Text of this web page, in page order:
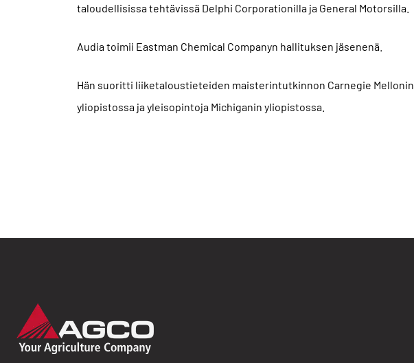
taloudellisissa tehtävissä Delphi Corporationilla ja General Motorsilla.
Audia toimii Eastman Chemical Companyn hallituksen jäsenenä.
Hän suoritti liiketaloustieteiden maisterintutkinnon Carnegie Mellonin
yliopistossa ja yleisopintoja Michiganin yliopistossa.